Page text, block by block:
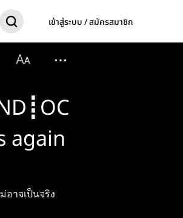
เข้าสู่ระบบ / สมัครสมาชิก
again
อาจเป็นจริง